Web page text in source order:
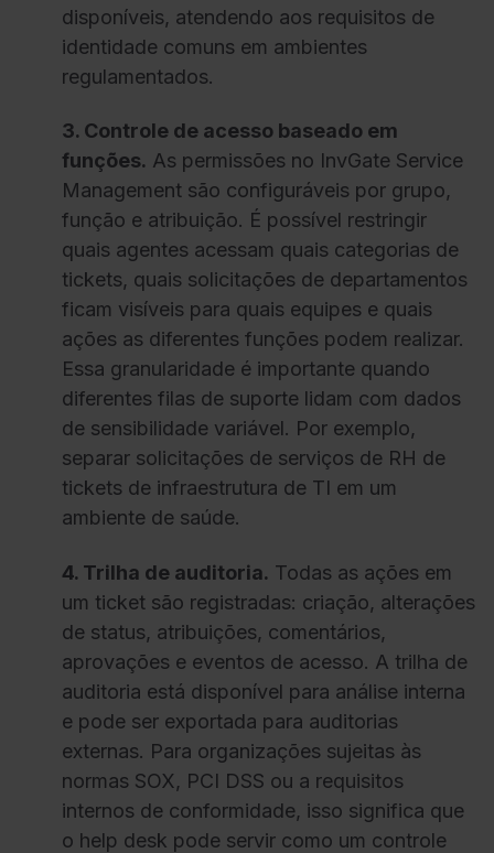
disponíveis, atendendo aos requisitos de
identidade comuns em ambientes
regulamentados.
3. Controle de acesso baseado em
funções. As permissões no InvGate Service
Management são configuráveis por grupo,
função e atribuição. É possível restringir
quais agentes acessam quais categorias de
tickets, quais solicitações de departamentos
ficam visíveis para quais equipes e quais
ações as diferentes funções podem realizar.
Essa granularidade é importante quando
diferentes filas de suporte lidam com dados
de sensibilidade variável. Por exemplo,
separar solicitações de serviços de RH de
tickets de infraestrutura de TI em um
ambiente de saúde.
4. Trilha de auditoria. Todas as ações em
um ticket são registradas: criação, alterações
de status, atribuições, comentários,
aprovações e eventos de acesso. A trilha de
auditoria está disponível para análise interna
e pode ser exportada para auditorias
externas. Para organizações sujeitas às
normas SOX, PCI DSS ou a requisitos
internos de conformidade, isso significa que
o help desk pode servir como um controle